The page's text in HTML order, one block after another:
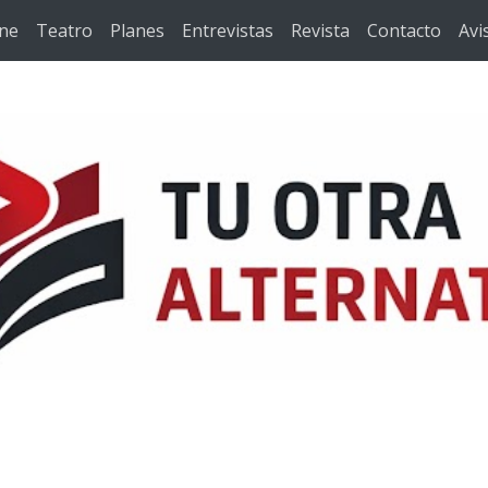
Teatro Planes Entrevistas Revista Contacto